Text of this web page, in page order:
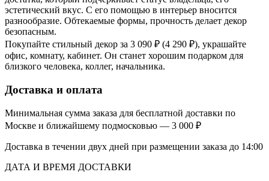
эстетический вкус. С его помощью в интерьер вносится
разнообразие. Обтекаемые формы, прочность делает декор
безопасным.
Покупайте стильный декор за 3 090 ₽ (4 290 ₽), украшайте
офис, комнату, кабинет. Он станет хорошим подарком для
близкого человека, коллег, начальника.
Доставка и оплата
Минимальная сумма заказа для бесплатной доставки по
Москве и ближайшему подмосковью — 3 000 ₽
Доставка в течении двух дней при размещении заказа до 14:00
ДАТА И ВРЕМЯ ДОСТАВКИ